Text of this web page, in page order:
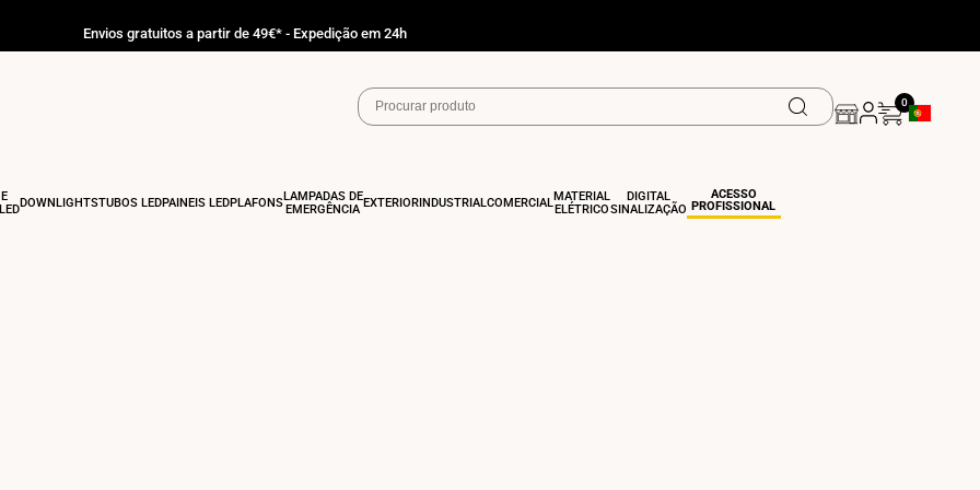
Envios gratuitos a partir de 49€* - Expedição em 24h
0
Botão De
DOWNLIGHTSTUBOS LEDPAINÉIS LEDPLAFONSLÂMPADAS DE
EMERGÊNCIAEXTERIORINDUSTRIAL COMERCIAL MATERIAL
ELÉTRICO
DIGITAL
SINALIZAÇÃO
ACESSO
PROFISSIONAL